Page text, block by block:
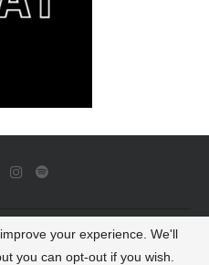
All Rights Reserved
your experience. We'll
you can opt-out if you wish.